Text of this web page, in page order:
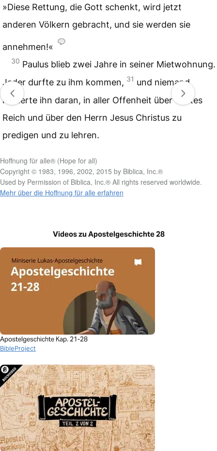
»Diese Rettung, die Gott schenkt, wird jetzt
anderen Völkern gebracht, und sie werden sie
annehmen!«
30 Paulus blieb zwei Jahre in seiner Mietwohnung.
Jeder durfte zu ihm kommen, 31 und niemand
hinderte ihn daran, in aller Offenheit über Gottes
Reich und über den Herrn Jesus Christus zu
predigen und zu lehren.
Hoffnung für alle® (Hope for all)
Copyright © 1983, 1996, 2002, 2015 by Biblica, Inc.®
Used by Permission of Biblica, Inc.® All rights reserved worldwide.
Mehr über die Hoffnung für alle erfahren
Videos zu Apostelgeschichte 28
Apostelgeschichte Kap. 21-28
BibleProject